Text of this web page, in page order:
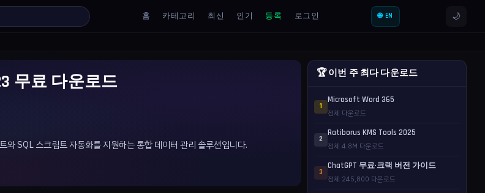
홈 카테고리 최신 인기 등록 로그인 🌐 EN 🌙
무료 다운로드
SQL 스크립트 자동화를 지원하는 통합 데이터 관리 솔루션입니다.
🏆 이번 주 최다 다운로드
1
Microsoft Word 365
전체 다운로드
2
Ratiborus KMS Tools 2025
전체 4.8M 다운로드
3
ChatGPT 무료·크랙 버전 가이드
전체 245,800 다운로드